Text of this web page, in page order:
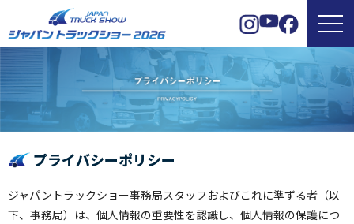
プライバシーポリシー
ジャパントラックショー事務局スタッフおよびこれに準ずる者（以
下、事務局）は、個人情報の重要性を認識し、個人情報の保護につ